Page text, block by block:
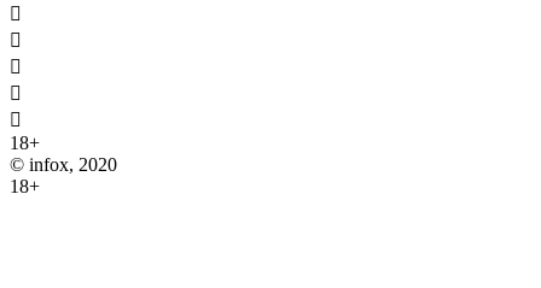





18+
© infox, 2020
18+